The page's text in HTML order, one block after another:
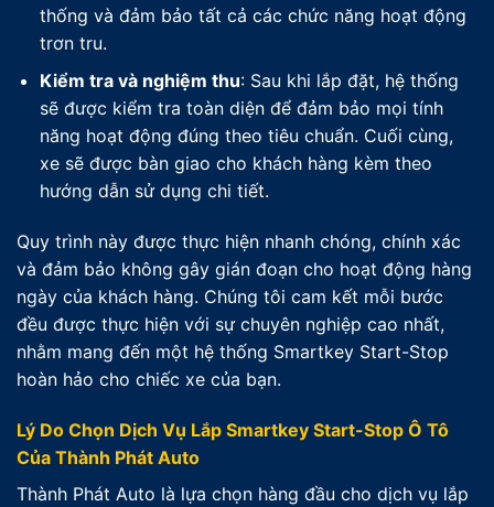
thống và đảm bảo tất cả các chức năng hoạt động
trơn tru.
Kiểm tra và nghiệm thu: Sau khi lắp đặt, hệ thống
sẽ được kiểm tra toàn diện để đảm bảo mọi tính
năng hoạt động đúng theo tiêu chuẩn. Cuối cùng,
xe sẽ được bàn giao cho khách hàng kèm theo
hướng dẫn sử dụng chi tiết.
Quy trình này được thực hiện nhanh chóng, chính xác
và đảm bảo không gây gián đoạn cho hoạt động hàng
ngày của khách hàng. Chúng tôi cam kết mỗi bước
đều được thực hiện với sự chuyên nghiệp cao nhất,
nhằm mang đến một hệ thống Smartkey Start-Stop
hoàn hảo cho chiếc xe của bạn.
Lý Do Chọn Dịch Vụ Lắp Smartkey Start-Stop Ô Tô
Của Thành Phát Auto
Thành Phát Auto là lựa chọn hàng đầu cho dịch vụ lắp